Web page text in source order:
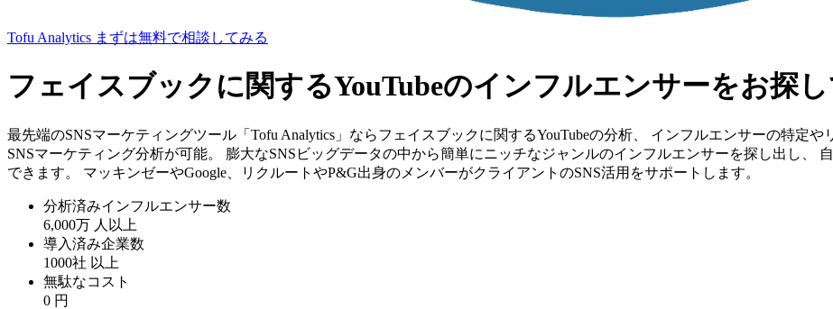
Tofu Analytics まずは無料で相談してみる
フェイスブックに関するYouTubeのインフルエンサーをお探し
最先端のSNSマーケティングツール「Tofu Analytics」ならフェイスブックに関するYouTubeの分析、 インフルエンサーの特定
SNSマーケティング分析が可能。 膨大なSNSビッグデータの中から簡単にニッチなジャンルのインフルエンサーを探し出し、
できます。 マッキンゼーやGoogle、リクルートやP&G出身のメンバーがクライアントのSNS活用をサポートします。
分析済みインフルエンサー数
6,000万 人以上
導入済み企業数
1000社 以上
無駄なコスト
0 円